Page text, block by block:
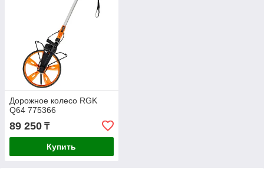
Дорожное колесо RGK
Q64 775366
89 250 ₸
Купить